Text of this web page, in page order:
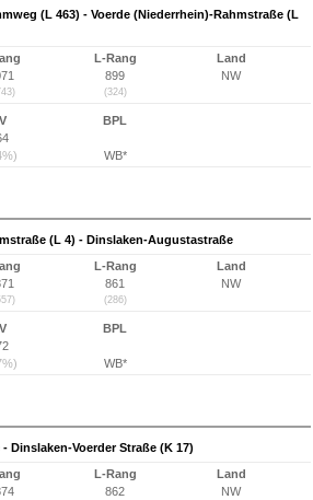
(L 463) - Voerde (Niederrhein)-Rahmstraße (L
L-Rang
899
(324)
Land
NW
BPL
WB*
(L 4) - Dinslaken-Augustastraße
L-Rang
861
(286)
Land
NW
BPL
WB*
Dinslaken-Voerder Straße (K 17)
L-Rang
862
Land
NW